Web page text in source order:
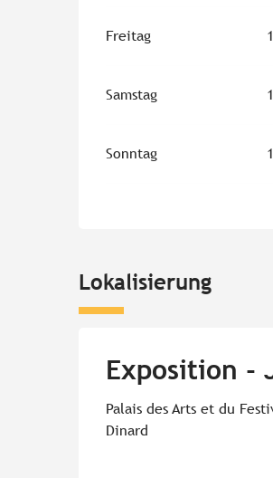
Freitag
Samstag
Sonntag
Lokalisierung
Exposition -
Palais des Arts et du
Dinard